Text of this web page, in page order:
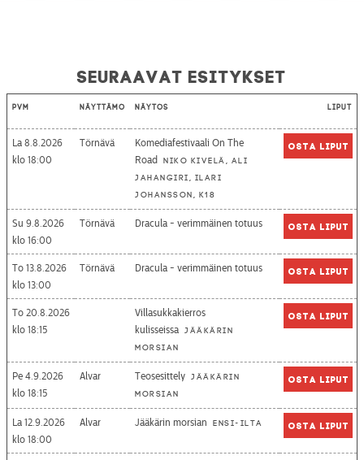
Seuraavat esitykset
Pvm Näyttämö Näytös Liput
La 8.8.2026
18:00
Törnävä
Komediafestivaali On The
Road
Niko Kivelä, Ali
Jahangiri, Ilari
Johansson, K18
Osta liput
Su 9.8.2026
16:00
Törnävä Dracula - verimmäinen totuus Osta liput
To 13.8.2026
13:00
Törnävä Dracula - verimmäinen totuus Osta liput
To 20.8.2026
18:15
Villasukkakierros
kulisseissa Jääkärin
morsian
Osta liput
Pe 4.9.2026
18:15
Alvar Teosesittely Jääkärin
morsian
Osta liput
La 12.9.2026
18:00
Alvar Jääkärin morsian Ensi-ilta Osta liput